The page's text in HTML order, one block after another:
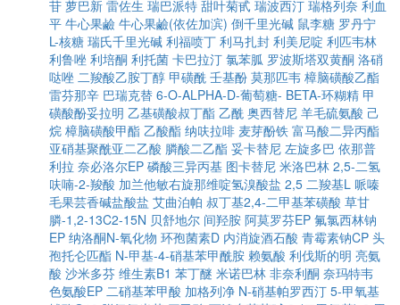
苷 萝巴新 雷佐生 瑞巴派特 甜叶菊甙 瑞波西汀 瑞格列奈 利血
平 牛心果鹼 牛心果鹼(依佐加滨) 倒千里光碱 鼠李糖 罗丹宁
L-核糖 瑞氏千里光碱 利福喷丁 利马扎封 利美尼啶 利匹韦林
利鲁唑 利培酮 利托菌 卡巴拉汀 氯苯胍 罗波斯塔双黄酮 洛硝
哒唑 二羧酸乙胺丁醇 甲磺酰 壬基酚 莫那匹韦 樟脑磺酸乙酯
雷芬那辛 巴瑞克替 6-O-ALPHA-D-葡萄糖- BETA-环糊精 甲
磺酸酚妥拉明 乙基磺酸叔丁酯 乙酰 奥西替尼 羊毛硫氨酸 己
烷 樟脑磺酸甲酯 乙酸酯 纳呋拉啡 麦芽酚铁 富马酸二异丙酯
亚硝基聚酰亚二乙酸 膦酸二乙酯 妥卡替尼 左旋多巴 依那普
利拉 奈必洛尔EP 磷酸三异丙基 图卡替尼 米洛巴林 2,5-二氢
呋喃-2-羧酸 加兰他敏右旋那维啶氢溴酸盐 2,5 二羧基L 哌嗪
毛果芸香碱盐酸盐 艾曲泊帕 叔丁基2,4-二甲基苯磺酸 草甘
膦-1,2-13C2-15N 贝舒地尔 间羟胺 阿莫罗芬EP 氟氯西林钠
EP 纳洛酮N-氧化物 环孢菌素D 内消旋酒石酸 青霉素钠CP 头
孢托仑匹酯 N-甲基-4-硝基苯甲酰胺 赖氨酸 利伐斯的明 亮氨
酸 沙米多芬 维生素B1 苯丁醚 米诺巴林 非奈利酮 奈玛特韦
色氨酸EP 二硝基苯甲酸 加格列净 N-硝基帕罗西汀 5-甲氧基